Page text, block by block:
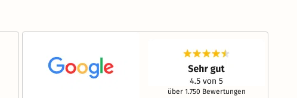
über 1.750 Bewertungen